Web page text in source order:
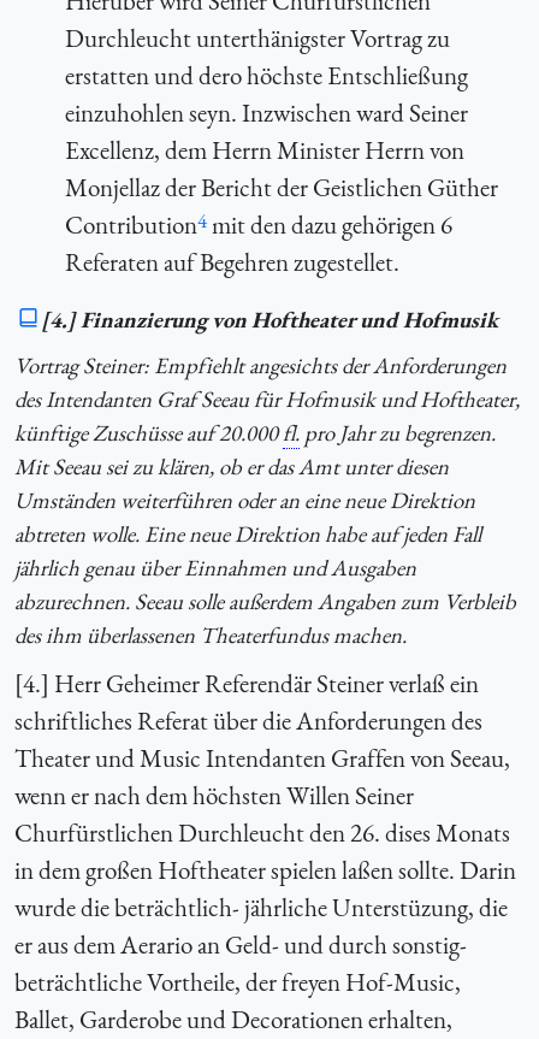
Durchleucht unterthänigster Vortrag zu
erstatten und dero höchste Entschließung
einzuhohlen seyn. Inzwischen ward Seiner
Excellenz, dem Herrn Minister Herrn von
Monjellaz der Bericht der Geistlichen Güther
Contribution4mit den dazu gehörigen 6
Referaten auf Begehren zugestellet.
[4.] Finanzierung von Hoftheater und Hofmusik
Vortrag Steiner: Empfiehlt angesichts der Anforderungen
des Intendanten Graf Seeau für Hofmusik und Hoftheater,
künftige Zuschüsse auf 20.000fl. pro Jahr zu begrenzen.
Mit Seeau sei zu klären, ob er das Amt unter diesen
Umständen weiterführen oder an eine neue Direktion
abtreten wolle. Eine neue Direktion habe auf jeden Fall
jährlich genau über Einnahmen und Ausgaben
abzurechnen. Seeau solle außerdem Angaben zum Verbleib
des ihm überlassenen Theaterfundus machen.
[4.] Herr Geheimer Referendär Steiner verlaß ein
schriftliches Referat über die Anforderungen des
Theater und Music Intendanten Graffen von Seeau,
wenn er nach dem höchsten Willen Seiner
Churfürstlichen Durchleucht den 26. dises Monats
in dem großen Hoftheater spielen laßen sollte. Darin
wurde die beträchtlich- jährliche Unterstüzung, die
er aus dem Aerario an Geld- und durch sonstig-
beträchtliche Vortheile, der freyen Hof-Music,
Ballet, Garderobe und Decorationen erhalten,